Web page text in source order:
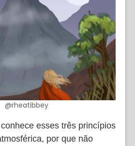
@rheatibbey
esses três princípios
por que não